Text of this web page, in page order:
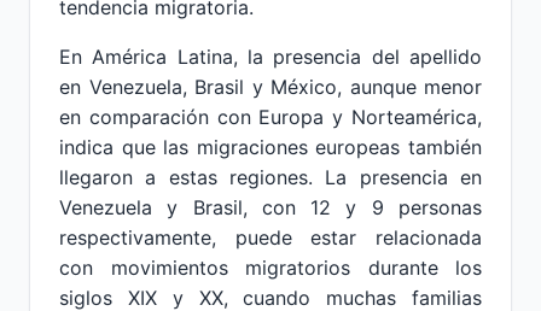
tendencia migratoria.
En América Latina, la presencia del apellido
en Venezuela, Brasil y México, aunque menor
en comparación con Europa y Norteamérica,
indica que las migraciones europeas también
llegaron a estas regiones. La presencia en
Venezuela y Brasil, con 12 y 9 personas
respectivamente, puede estar relacionada
con movimientos migratorios durante los
siglos XIX y XX, cuando muchas familias